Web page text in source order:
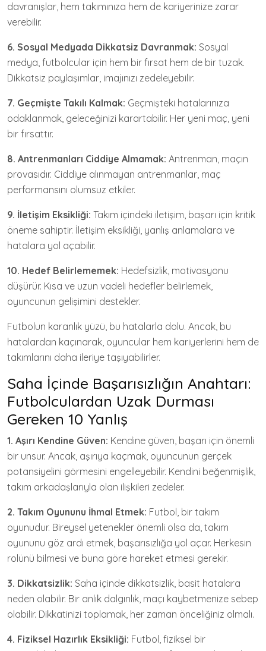
davranışlar, hem takımınıza hem de kariyerinize zarar
verebilir.
6. Sosyal Medyada Dikkatsiz Davranmak: Sosyal
medya, futbolcular için hem bir fırsat hem de bir tuzak.
Dikkatsiz paylaşımlar, imajınızı zedeleyebilir.
7. Geçmişte Takılı Kalmak: Geçmişteki hatalarınıza
odaklanmak, geleceğinizi karartabilir. Her yeni maç, yeni
bir fırsattır.
8. Antrenmanları Ciddiye Almamak: Antrenman, maçın
provasıdır. Ciddiye alınmayan antrenmanlar, maç
performansını olumsuz etkiler.
9. İletişim Eksikliği: Takım içindeki iletişim, başarı için kritik
öneme sahiptir. İletişim eksikliği, yanlış anlamalara ve
hatalara yol açabilir.
10. Hedef Belirlememek: Hedefsizlik, motivasyonu
düşürür. Kısa ve uzun vadeli hedefler belirlemek,
oyuncunun gelişimini destekler.
Futbolun karanlık yüzü, bu hatalarla dolu. Ancak, bu
hatalardan kaçınarak, oyuncular hem kariyerlerini hem de
takımlarını daha ileriye taşıyabilirler.
Saha İçinde Başarısızlığın Anahtarı:
Futbolculardan Uzak Durması
Gereken 10 Yanlış
1. Aşırı Kendine Güven: Kendine güven, başarı için önemli
bir unsur. Ancak, aşırıya kaçmak, oyuncunun gerçek
potansiyelini görmesini engelleyebilir. Kendini beğenmişlik,
takım arkadaşlarıyla olan ilişkileri zedeler.
2. Takım Oyununu İhmal Etmek: Futbol, bir takım
oyunudur. Bireysel yetenekler önemli olsa da, takım
oyununu göz ardı etmek, başarısızlığa yol açar. Herkesin
rolünü bilmesi ve buna göre hareket etmesi gerekir.
3. Dikkatsizlik: Saha içinde dikkatsizlik, basit hatalara
neden olabilir. Bir anlık dalgınlık, maçı kaybetmenize sebep
olabilir. Dikkatinizi toplamak, her zaman önceliğiniz olmalı.
4. Fiziksel Hazırlık Eksikliği: Futbol, fiziksel bir